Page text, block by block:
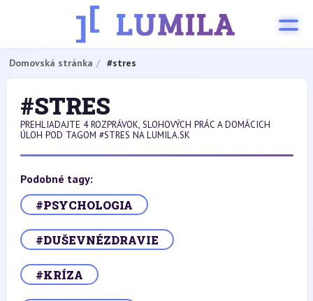
Domovská stránka #stres
#STRES
PREHLIADAJTE 4 ROZPRÁVOK, SLOHOVÝCH PRÁC A DOMÁCICH
ÚLOH POD TAGOM #STRES NA LUMILA.SK
Podobné tagy:
#PSYCHOLOGIA
#DUŠEVNÉZDRAVIE
#KRÍZA